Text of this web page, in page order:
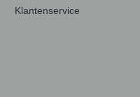
Klantenservice